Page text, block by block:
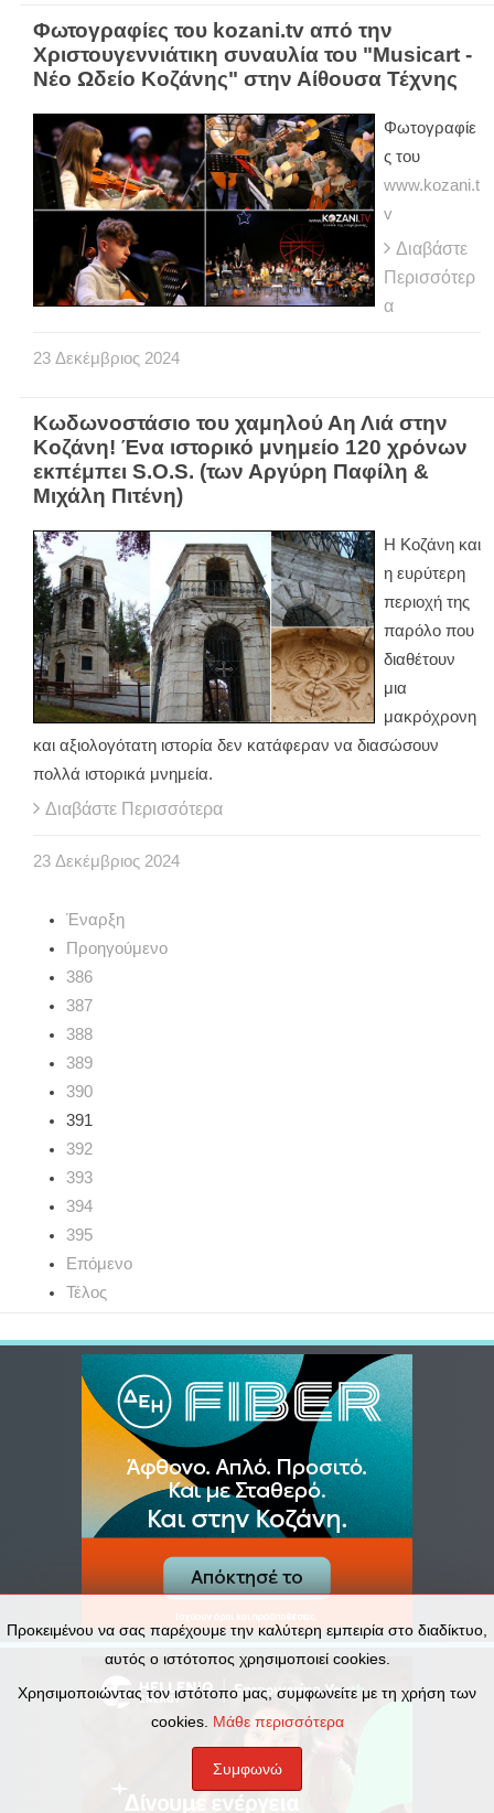
Φωτογραφίες του kozani.tv από την
Χριστουγεννιάτικη συναυλία του "Μusicart -
Νέο Ωδείο Κοζάνης" στην Αίθουσα Τέχνης
Φωτογραφίε
ς του
www.kozani.t
v
Διαβάστε
Περισσότερ
α
23 Δεκέμβριος 2024
Κωδωνοστάσιο του χαμηλού Αη Λιά στην
Κοζάνη! Ένα ιστορικό μνημείο 120 χρόνων
εκπέμπει S.O.S. (των Αργύρη Παφίλη &
Μιχάλη Πιτένη)
Η Κοζάνη και
η ευρύτερη
περιοχή της
παρόλο που
διαθέτουν
μια
μακρόχρονη
και αξιολογότατη ιστορία δεν κατάφεραν να διασώσουν
πολλά ιστορικά μνημεία.
Διαβάστε Περισσότερα
23 Δεκέμβριος 2024
Έναρξη
Προηγούμενο
386
387
388
389
390
391
392
393
394
395
Επόμενο
Τέλος
Προκειμένου να σας παρέχουμε την καλύτερη εμπειρία στο διαδίκτυο,
αυτός ο ιστότοπος χρησιμοποιεί cookies.
Χρησιμοποιώντας τον ιστότοπο μας, συμφωνείτε με τη χρήση των
cookies. Μάθε περισσότερα
Συμφωνώ